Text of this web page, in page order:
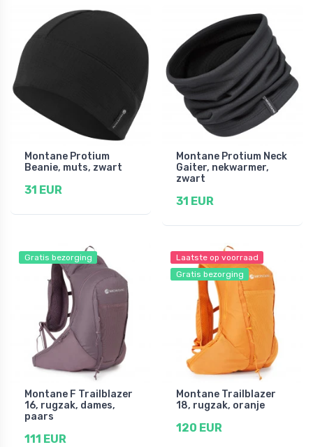
Montane Protium
Beanie, muts, zwart
31 EUR
Montane Protium Neck
Gaiter, nekwarmer,
zwart
31 EUR
Gratis bezorging
Montane F Trailblazer
16, rugzak, dames,
paars
111 EUR
Laatste op voorraad
Gratis bezorging
Montane Trailblazer
18, rugzak, oranje
120 EUR